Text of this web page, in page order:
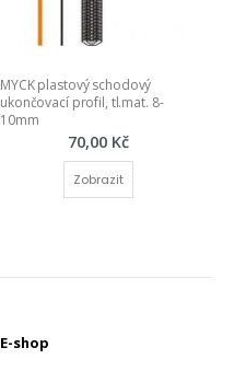
MYCK plastový schodový
ukončovací profil, tl.mat. 8-
10mm
70,00 Kč
Zobrazit
E-shop